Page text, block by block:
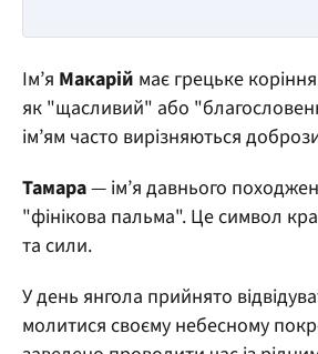
Ім’я Макарій має грецьке
як "щасливий" або
ім’ям часто вирізняються
Тамара— ім’я давнього
"фінікова пальма". Це символ
та сили.
У день янгола прийнято
молитися своєму небесному